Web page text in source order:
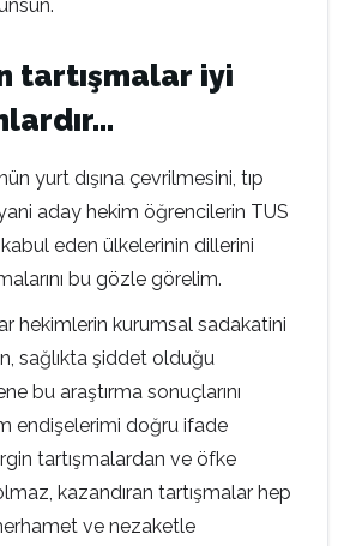
tartışmalar iyi
yurt dışına çevrilmesini, tıp
aday hekim öğrencilerin TUS
eden ülkelerinin dillerini
bu gözle görelim.
hekimlerin kurumsal sadakatini
sağlıkta şiddet olduğu
bu araştırma sonuçlarını
endişelerimi doğru ifade
tartışmalardan ve öfke
kazandıran tartışmalar hep
ve nezaketle